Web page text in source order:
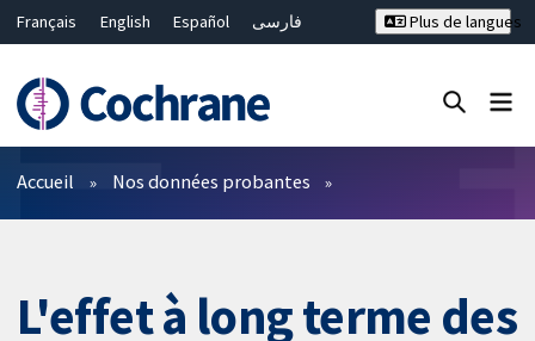
Français English Español
فارسی
Bahasa Malaysia
ไทย
繁體中文
简体中文
Plus de langues
Filtres
Accueil Nos données probantes
L'effet à long terme des